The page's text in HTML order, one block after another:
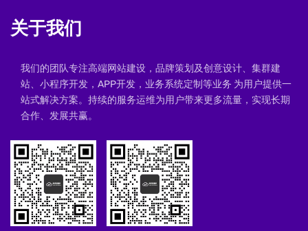
关于我们
我们的团队专注高端网站建设，品牌策划及创意设计、集群建
站、小程序开发，APP开发，业务系统定制等业务 为用户提供一
站式解决方案。持续的服务运维为用户带来更多流量，实现长期
合作、发展共赢。